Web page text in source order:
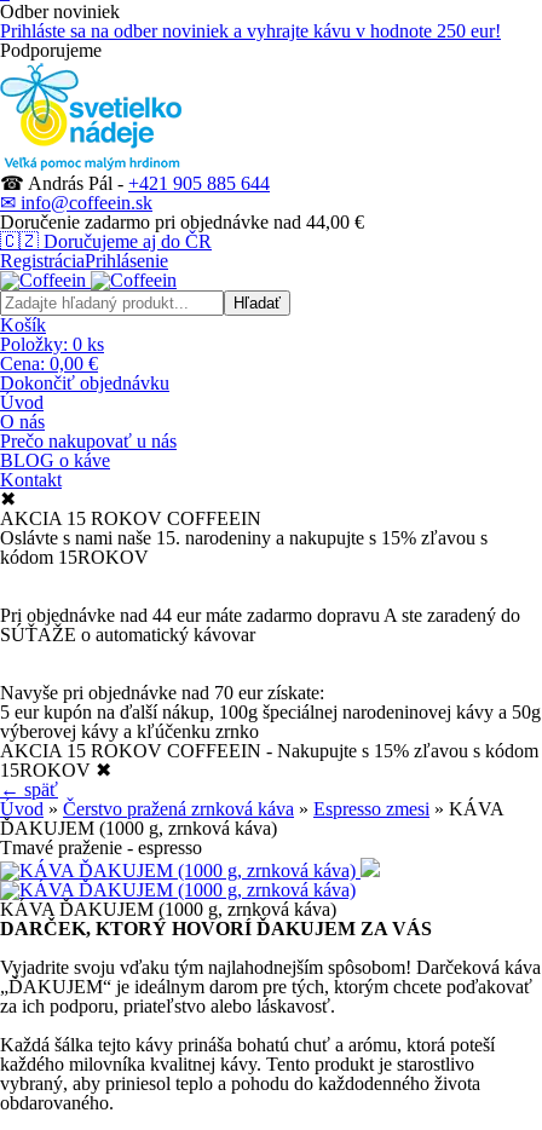
Odber noviniek
Prihláste sa na odber noviniek a vyhrajte kávu v hodnote 250 eur!
Podporujeme
☎ András Pál - +421 905 885 644
✉ info@coffeein.sk
Doručenie zadarmo pri objednávke nad 44,00 €
🇨🇿 Doručujeme aj do ČR
RegistráciaPrihlásenie
Košík
Položky: 0 ks
Cena: 0,00 €
Dokončiť objednávku
Úvod
O nás
Prečo nakupovať u nás
BLOG o káve
Kontakt
✖
AKCIA 15 ROKOV COFFEEIN
Oslávte s nami naše 15. narodeniny a nakupujte s 15% zľavou s
kódom 15ROKOV
Pri objednávke nad 44 eur máte zadarmo dopravu A ste zaradený do
SÚŤAŽE o automatický kávovar
Navyše pri objednávke nad 70 eur získate:
5 eur kupón na ďalší nákup, 100g špeciálnej narodeninovej kávy a 50g
výberovej kávy a kľúčenku zrnko
AKCIA 15 ROKOV COFFEEIN - Nakupujte s 15% zľavou s kódom
15ROKOV ✖
← späť
Úvod » Čerstvo pražená zrnková káva » Espresso zmesi » KÁVA
ĎAKUJEM (1000 g, zrnková káva)
Tmavé praženie - espresso
KÁVA ĎAKUJEM (1000 g, zrnková káva)
DARČEK, KTORÝ HOVORÍ ĎAKUJEM ZA VÁS
Vyjadrite svoju vďaku tým najlahodnejším spôsobom! Darčeková káva
„ĎAKUJEM“ je ideálnym darom pre tých, ktorým chcete poďakovať
za ich podporu, priateľstvo alebo láskavosť.
Každá šálka tejto kávy prináša bohatú chuť a arómu, ktorá poteší
každého milovníka kvalitnej kávy. Tento produkt je starostlivo
vybraný, aby priniesol teplo a pohodu do každodenného života
obdarovaného.